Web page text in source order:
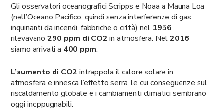
Gli osservatori oceanografici Scripps e Noaa a Mauna Loa
(nell’Oceano Pacifico, quindi senza interferenze di gas
inquinanti da incendi, fabbriche o città) nel 1956
rilevavano 290 ppm di CO2 in atmosfera. Nel2016
siamo arrivati a 400 ppm.
L’aumento di CO2 intrappola il calore solare in
atmosfera e innesca l’effetto serra, le cui conseguenze sul
riscaldamento globale e i cambiamenti climatici sembrano
oggi inoppugnabili.